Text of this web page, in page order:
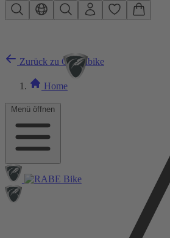
Zum Hauptinhalt springen
Menü öffnen
Zurück zu Gravelbike
Home